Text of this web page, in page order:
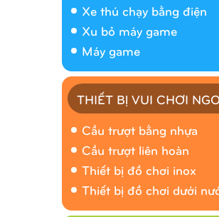
Xe thú chạy bằng điện
Xu bỏ máy game
Máy game
THIẾT BỊ VUI CHƠI
Cầu trượt bằng nhựa
Cầu trượt liên hoàn
Thiết bị đồ chơi inox
Thiết bị đồ chơi dưới